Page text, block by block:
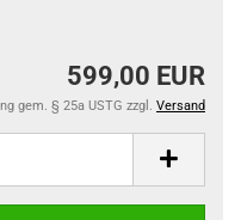
599,00 EUR
gem. § 25a USTG zzgl. Versand